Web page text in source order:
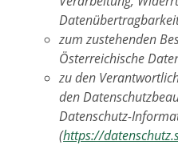
zum zustehenden
Österreichische
zu den
den
Datenschutz-
(https://